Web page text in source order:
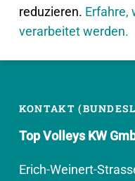
reduzieren. Erfahre,
verarbeitet werden.
KONTAKT
Top Volleys KW
Erich-Weinert-